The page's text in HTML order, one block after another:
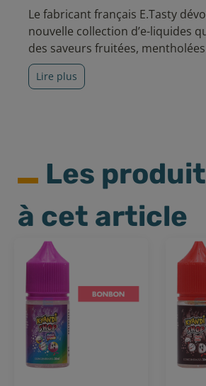
Le fabricant français E.Tasty
nouvelle collection d’e-liquides
des saveurs fruitées, mentholées
recettes variées sauront
panel de vapoteurs.
Lire plus
Les
à cet article